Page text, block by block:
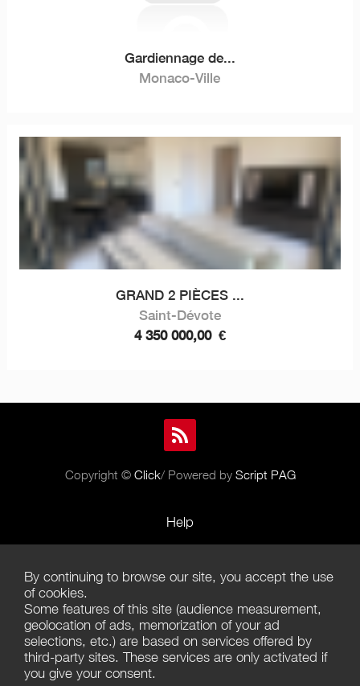
Gardiennage de...
Monaco-Ville
GRAND 2 PIÈCES ...
Saint-Dévote
4 350 000,00 €
Copyright © Click/ Powered by Script PAG
Help
Terms of Use
Terms of Sales
Privacy Policy
Management of cookies
By continuing to browse our site, you accept the use
of cookies.
Some features of this site (audience measurement,
geolocation of ads, memorization of your ad
selections, etc.) are based on services offered by
third-party sites. These services are only activated if
you give your consent.